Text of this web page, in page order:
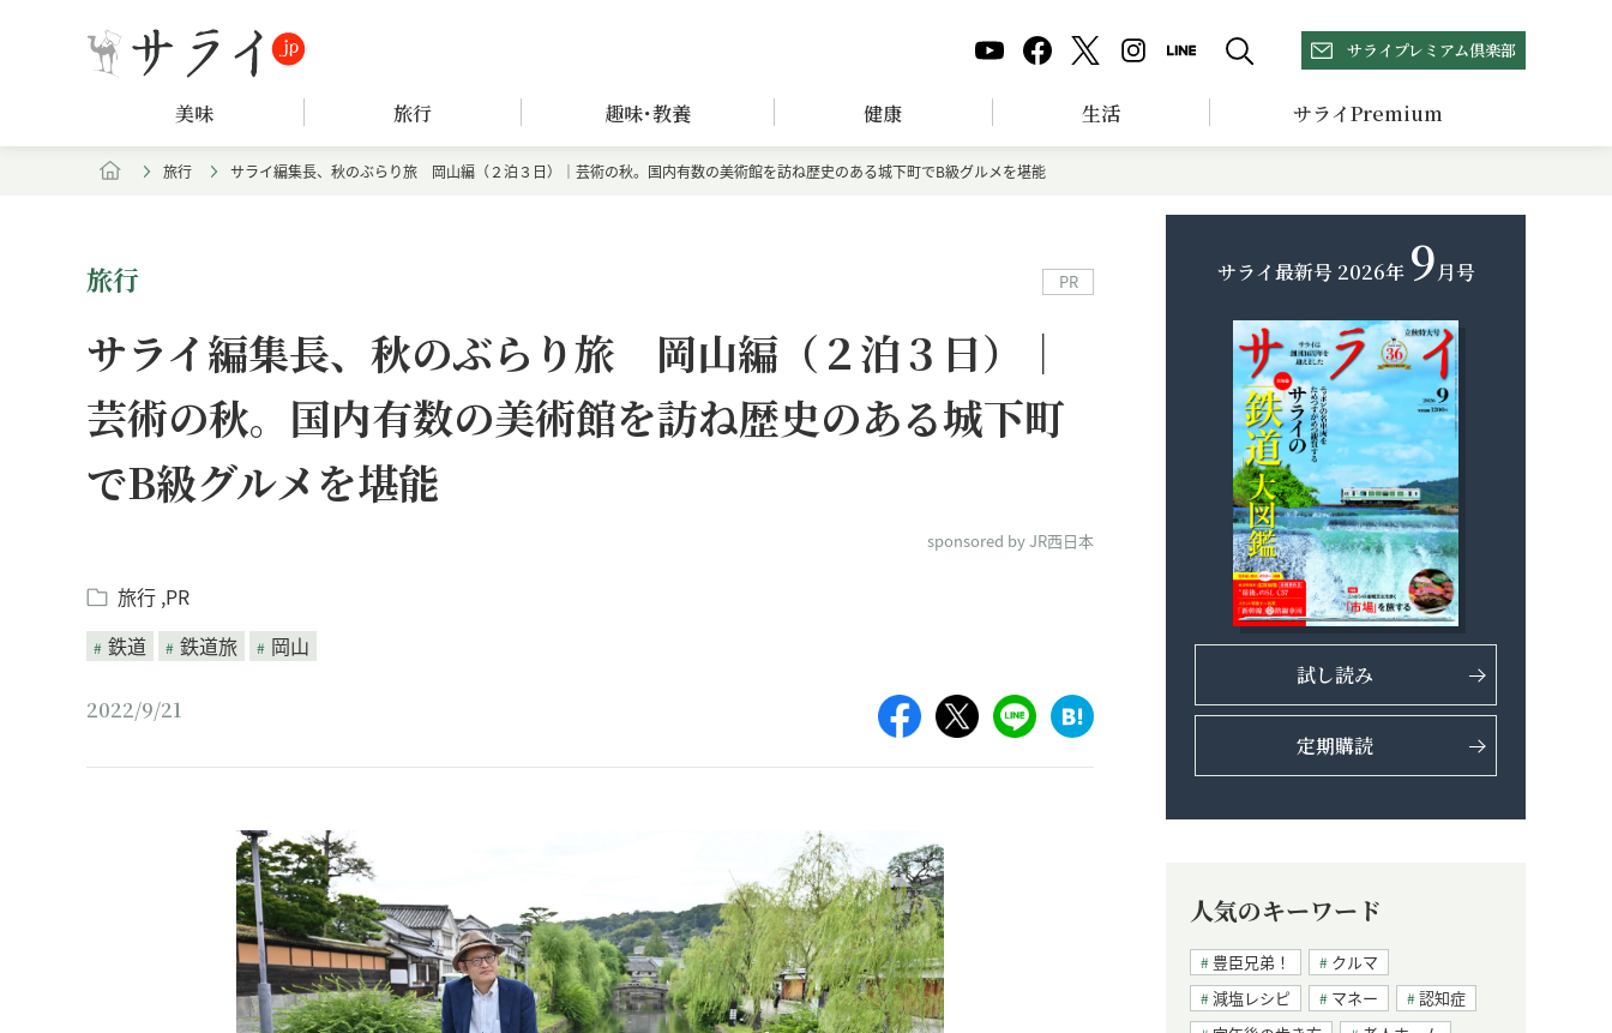
サライプレミアム倶楽部
美味 旅行 趣味･教養 健康 生活 サライPremium
旅行 サライ編集長、秋のぶらり旅 岡山編（２泊３日）｜芸術の秋。国内有数の美術館を訪ね歴史のある城下町でB級グルメを堪能
旅行
サライ編集長、秋のぶらり旅 岡山編（２泊３日）｜
芸術の秋。国内有数の美術館を訪ね歴史のある城下町
でB級グルメを堪能
sponsored by JR西日本
旅行 PR
鉄道
鉄道旅 岡山
2022/9/21
PR サライ最新号 2026年 9月号
試し読み
定期購読
人気のキーワード
豊臣兄弟！
クルマ
減塩レシピ
マネー
認知症